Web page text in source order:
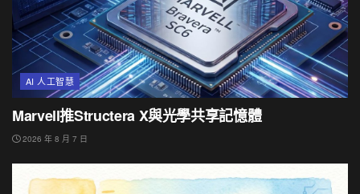
AI 人工智慧
Marvell推Structera X與光學共享記憶體
2026 年 8 月 7 日